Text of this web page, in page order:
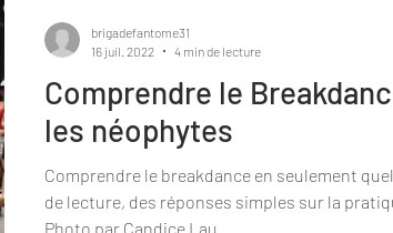
Comprendre le
les néophytes
Comprendre le breakdance en seulement
de lecture, des réponses simples sur la
Photo par Candice Lau
brigadefantome31
16 juil. 2022
4 min de lecture